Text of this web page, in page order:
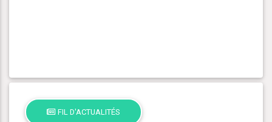
FIL D'ACTUALITÉS